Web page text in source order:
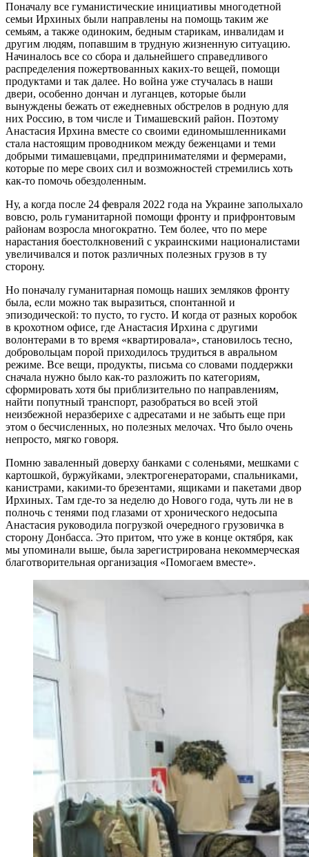
Поначалу все гуманистические инициативы многодетной
семьи Ирхиных были направлены на помощь таким же
семьям, а также одиноким, бедным старикам, инвалидам и
другим людям, попавшим в трудную жизненную ситуацию.
Начиналось все со сбора и дальнейшего справедливого
распределения пожертвованных каких-то вещей, помощи
продуктами и так далее. Но война уже стучалась в наши
двери, особенно дончан и луганцев, которые были
вынуждены бежать от ежедневных обстрелов в родную для
них Россию, в том числе и Тимашевский район. Поэтому
Анастасия Ирхина вместе со своими единомышленниками
стала настоящим проводником между беженцами и теми
добрыми тимашевцами, предпринимателями и фермерами,
которые по мере своих сил и возможностей стремились хоть
как-то помочь обездоленным.
Ну, а когда после 24 февраля 2022 года на Украине заполыхало
вовсю, роль гуманитарной помощи фронту и прифронтовым
районам возросла многократно. Тем более, что по мере
нарастания боестолкновений с украинскими националистами
увеличивался и поток различных полезных грузов в ту
сторону.
Но поначалу гуманитарная помощь наших земляков фронту
была, если можно так выразиться, спонтанной и
эпизодической: то пусто, то густо. И когда от разных коробок
в крохотном офисе, где Анастасия Ирхина с другими
волонтерами в то время «квартировала», становилось тесно,
добровольцам порой приходилось трудиться в авральном
режиме. Все вещи, продукты, письма со словами поддержки
сначала нужно было как-то разложить по категориям,
сформировать хотя бы приблизительно по направлениям,
найти попутный транспорт, разобраться во всей этой
неизбежной неразберихе с адресатами и не забыть еще при
этом о бесчисленных, но полезных мелочах. Что было очень
непросто, мягко говоря.
Помню заваленный доверху банками с соленьями, мешками с
картошкой, буржуйками, электрогенераторами, спальниками,
канистрами, какими-то брезентами, ящиками и пакетами двор
Ирхиных. Там где-то за неделю до Нового года, чуть ли не в
полночь с тенями под глазами от хронического недосыпа
Анастасия руководила погрузкой очередного грузовичка в
сторону Донбасса. Это притом, что уже в конце октября, как
мы упоминали выше, была зарегистрирована некоммерческая
благотворительная организация «Помогаем вместе».